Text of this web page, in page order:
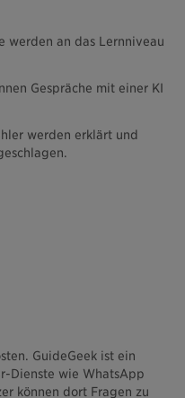
werden an das Lernniveau
Gespräche mit einer KI
werden erklärt und
GuideGeek ist ein
Dienste wie WhatsApp
können dort Fragen zu